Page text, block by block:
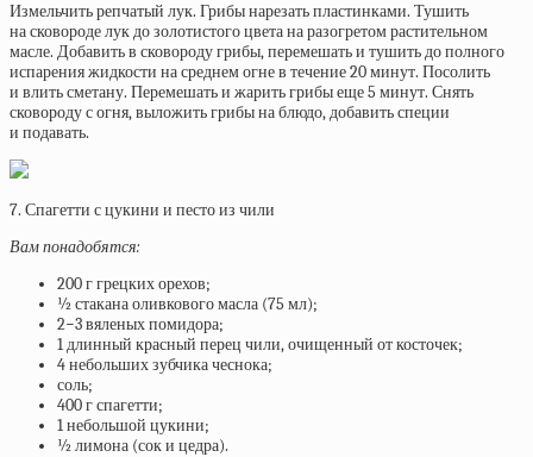
Измельчить репчатый лук. Грибы нарезать пластинками. Тушить
на сковороде лук до золотистого цвета на разогретом растительном
масле. Добавить в сковороду грибы, перемешать и тушить до полного
испарения жидкости на среднем огне в течение 20 минут. Посолить
и влить сметану. Перемешать и жарить грибы еще 5 минут. Снять
сковороду с огня, выложить грибы на блюдо, добавить специи
и подавать.
7. Спагетти с цукини и песто из чили
Вам понадобятся:
200 г грецких орехов;
½ стакана оливкового масла (75 мл);
2−3 вяленых помидора;
1 длинный красный перец чили, очищенный от косточек;
4 небольших зубчика чеснока;
соль;
400 г спагетти;
1 небольшой цукини;
½ лимона (сок и цедра).